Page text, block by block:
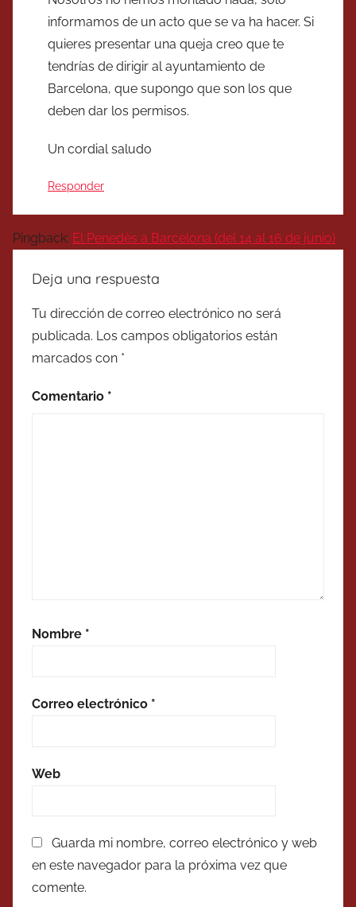
informamos de un acto que se va ha hacer. Si
quieres presentar una queja creo que te
tendrías de dirigir al ayuntamiento de
Barcelona, que supongo que son los que
deben dar los permisos.
Un cordial saludo
Responder
Pingback: El Penedès a Barcelona (del 14 al 16 de junio)
Deja una respuesta
Tu dirección de correo electrónico no será
publicada. Los campos obligatorios están
marcados con *
Comentario *
Nombre *
Correo electrónico *
Web
Guarda mi nombre, correo electrónico y web
en este navegador para la próxima vez que
comente.